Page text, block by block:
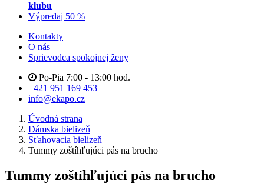
klubu
Výpredaj 50 %
Kontakty
O nás
Sprievodca spokojnej ženy
Po-Pia 7:00 - 13:00 hod.
+421 951 169 453
info@ekapo.cz
Úvodná strana
Dámska bielizeň
Sťahovacia bielizeň
Tummy zoštíhľujúci pás na brucho
Tummy zoštíhľujúci pás na brucho